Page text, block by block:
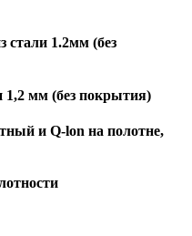
стали 1.2мм (без
1,2 мм (без покрытия)
и Q-lon на полотне,